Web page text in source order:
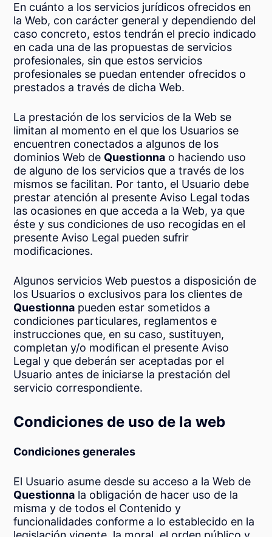
En cuánto a los servicios jurídicos ofrecidos en
la Web, con carácter general y dependiendo del
caso concreto, estos tendrán el precio indicado
en cada una de las propuestas de servicios
profesionales, sin que estos servicios
profesionales se puedan entender ofrecidos o
prestados a través de dicha Web.
La prestación de los servicios de la Web se
limitan al momento en el que los Usuarios se
encuentren conectados a algunos de los
dominios Web de Questionna o haciendo uso
de alguno de los servicios que a través de los
mismos se facilitan. Por tanto, el Usuario debe
prestar atención al presente Aviso Legal todas
las ocasiones en que acceda a la Web, ya que
éste y sus condiciones de uso recogidas en el
presente Aviso Legal pueden sufrir
modificaciones.
Algunos servicios Web puestos a disposición de
los Usuarios o exclusivos para los clientes de
Questionna pueden estar sometidos a
condiciones particulares, reglamentos e
instrucciones que, en su caso, sustituyen,
completan y/o modifican el presente Aviso
Legal y que deberán ser aceptadas por el
Usuario antes de iniciarse la prestación del
servicio correspondiente.
Condiciones de uso de la web
Condiciones generales
El Usuario asume desde su acceso a la Web de
Questionna la obligación de hacer uso de la
misma y de todos el Contenido y
funcionalidades conforme a lo establecido en la